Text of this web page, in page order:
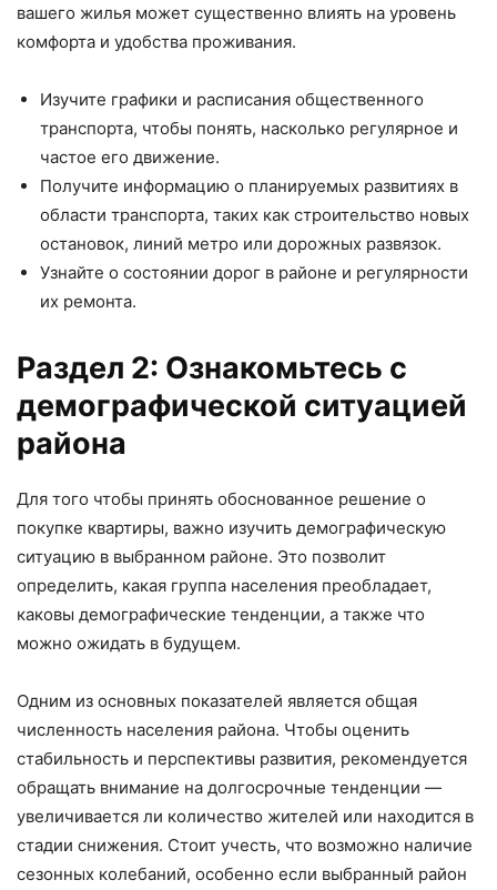
вашего жилья может существенно влиять на уровень
комфорта и удобства проживания.
Изучите графики и расписания общественного
транспорта, чтобы понять, насколько регулярное и
частое его движение.
Получите информацию о планируемых развитиях в
области транспорта, таких как строительство новых
остановок, линий метро или дорожных развязок.
Узнайте о состоянии дорог в районе и регулярности
их ремонта.
Раздел 2: Ознакомьтесь с
демографической ситуацией
района
Для того чтобы принять обоснованное решение о
покупке квартиры, важно изучить демографическую
ситуацию в выбранном районе. Это позволит
определить, какая группа населения преобладает,
каковы демографические тенденции, а также что
можно ожидать в будущем.
Одним из основных показателей является общая
численность населения района. Чтобы оценить
стабильность и перспективы развития, рекомендуется
обращать внимание на долгосрочные тенденции —
увеличивается ли количество жителей или находится в
стадии снижения. Стоит учесть, что возможно наличие
сезонных колебаний, особенно если выбранный район